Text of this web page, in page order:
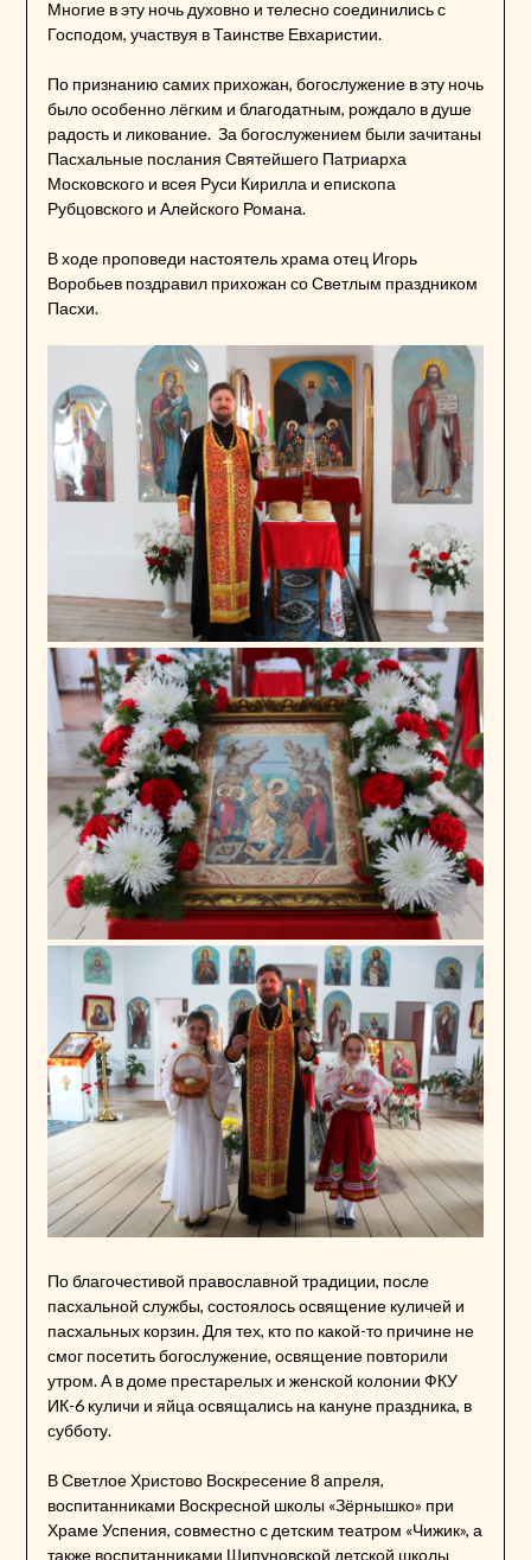
Многие в эту ночь духовно и телесно соединились с
Господом, участвуя в Таинстве Евхаристии.
По признанию самих прихожан, богослужение в эту ночь
было особенно лёгким и благодатным, рождало в душе
радость и ликование. За богослужением были зачитаны
Пасхальные послания Святейшего Патриарха
Московского и всея Руси Кирилла и епископа
Рубцовского и Алейского Романа.
В ходе проповеди настоятель храма отец Игорь
Воробьев поздравил прихожан со Светлым праздником
Пасхи.
По благочестивой православной традиции, после
пасхальной службы, состоялось освящение куличей и
пасхальных корзин. Для тех, кто по какой-то причине не
смог посетить богослужение, освящение повторили
утром. А в доме престарелых и женской колонии ФКУ
ИК-6 куличи и яйца освящались на кануне праздника, в
субботу.
В Светлое Христово Воскресение 8 апреля,
воспитанниками Воскресной школы «Зёрнышко» при
Храме Успения, совместно с детским театром «Чижик», а
также воспитанниками Шипуновской детской школы